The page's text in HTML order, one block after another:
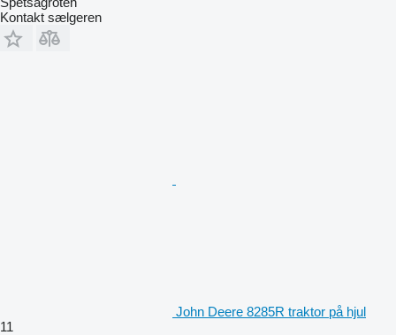
Kontakt sælgeren
John Deere 8285R traktor på hjul
11